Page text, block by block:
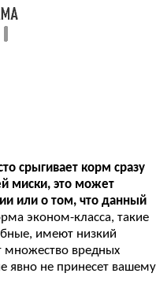
срыгивает корм сразу
миски, это может
или о том, что данный
эконом-класса, такие
имеют низкий
множество вредных
явно не принесет вашему